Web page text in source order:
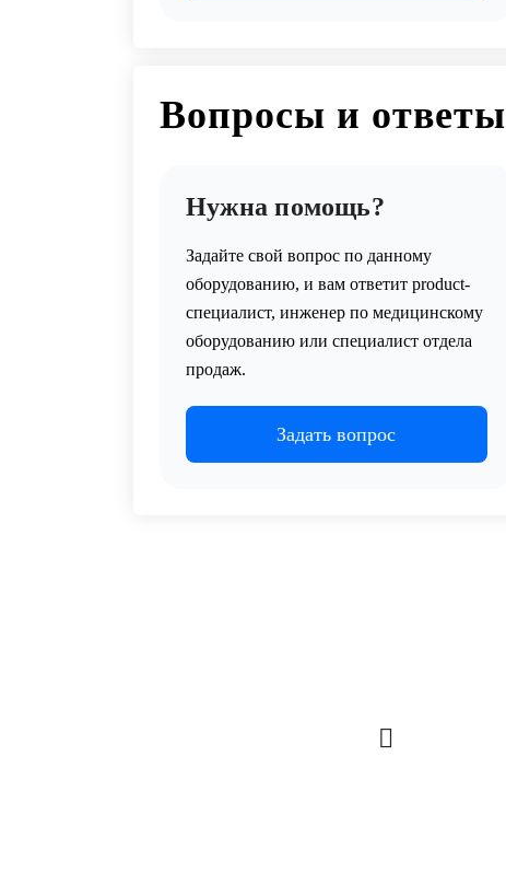
Вопросы и ответы
Нужна помощь?
Задайте свой вопрос по данному
оборудованию, и вам ответит product-
специалист, инженер по медицинскому
оборудованию или специалист отдела
продаж.
Задать вопрос